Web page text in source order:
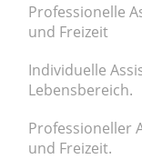
Professionelle
und Freizeit
Individuelle
Lebensbereich.
Professioneller
und Freizeit.